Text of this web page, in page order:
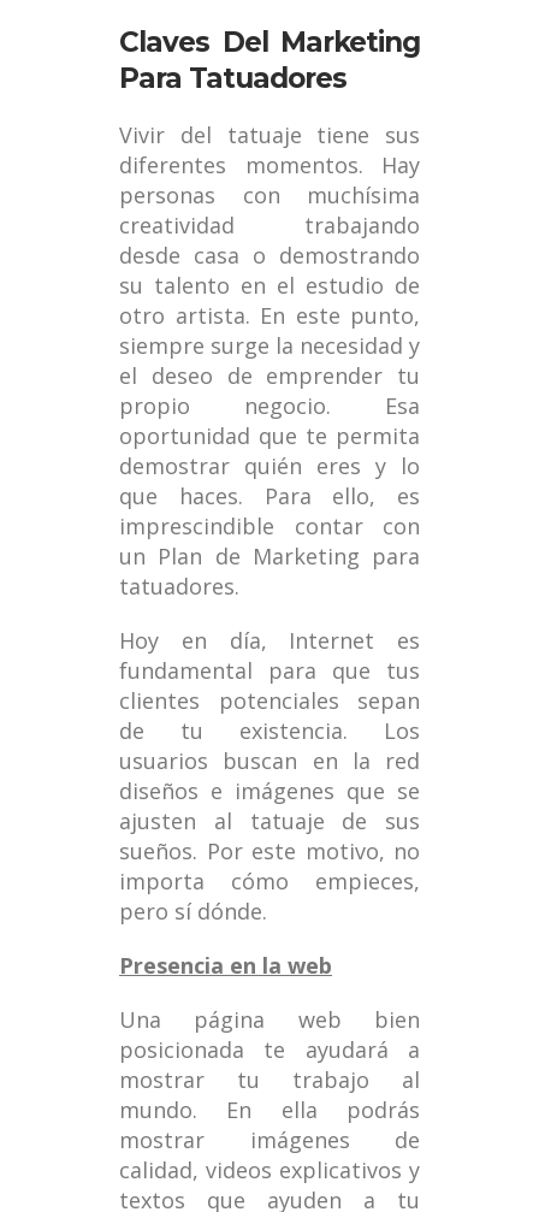
Claves Del Marketing
Para Tatuadores
Vivir del tatuaje tiene sus
diferentes momentos. Hay
personas con muchísima
creatividad trabajando
desde casa o demostrando
su talento en el estudio de
otro artista. En este punto,
siempre surge la necesidad y
el deseo de emprender tu
propio negocio. Esa
oportunidad que te permita
demostrar quién eres y lo
que haces. Para ello, es
imprescindible contar con
un Plan de Marketing para
tatuadores.
Hoy en día, Internet es
fundamental para que tus
clientes potenciales sepan
de tu existencia. Los
usuarios buscan en la red
diseños e imágenes que se
ajusten al tatuaje de sus
sueños. Por este motivo, no
importa cómo empieces,
pero sí dónde.
Presencia en la web
Una página web bien
posicionada te ayudará a
mostrar tu trabajo al
mundo. En ella podrás
mostrar imágenes de
calidad, videos explicativos y
textos que ayuden a tu